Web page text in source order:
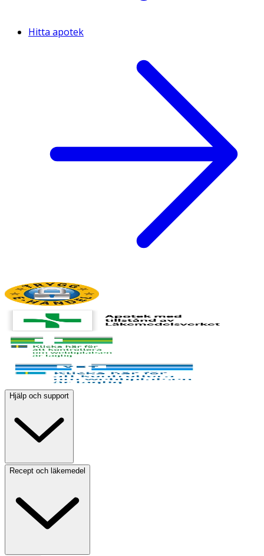
Hitta apotek
Hjälp och support
Recept och läkemedel